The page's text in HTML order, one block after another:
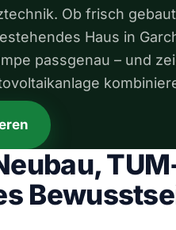
Ob frisch
Haus in
passgenau – und